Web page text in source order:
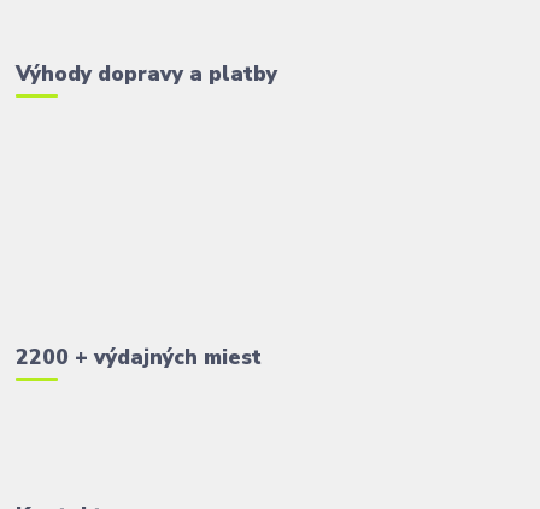
Výhody dopravy a platby
2200 + výdajných miest